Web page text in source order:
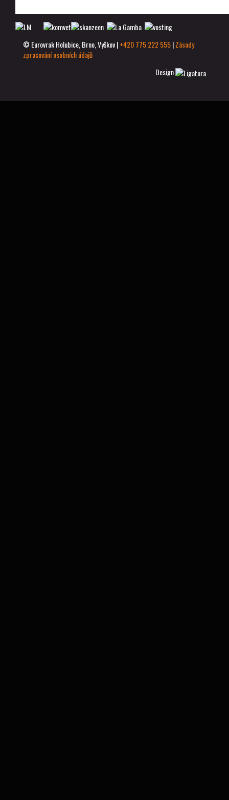
© Eurovrak Holubice, Brno, Vyškov |+420 775 222 555|Zásady
zpracování osobních údajů
Design